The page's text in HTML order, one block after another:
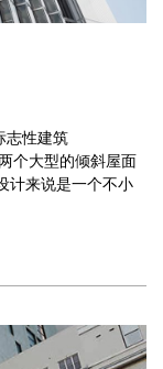
志性建筑
个大型的倾斜屋面
计来说是一个不小